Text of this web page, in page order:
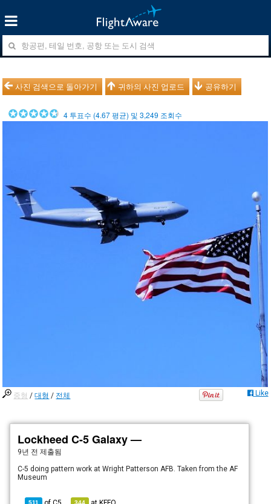
사진 검색으로 돌아가기 귀하의 사진 업로드 공유하기
4 투표수 (4.67평균) 및3,249 조회수
중형 /대형 / 전체 Like
Lockheed C-5 Galaxy —
9년 전 제출됨
C-5 doing pattern work at Wright Patterson AFB. Taken from the AF
Museum
511 344